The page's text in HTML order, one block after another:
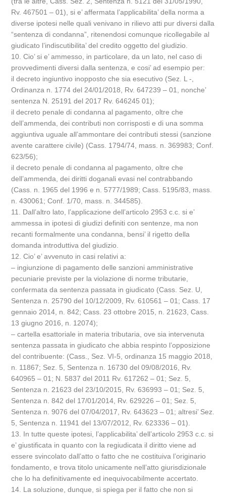
Rv. 467501 – 01), si e’ affermata l’applicabilita’ della norma a
diverse ipotesi nelle quali venivano in rilievo atti pur diversi dalla
“sentenza di condanna”, ritenendosi comunque ricollegabile al
giudicato l’indiscutibilita’ del credito oggetto del giudizio.
10. Cio’ si e’ ammesso, in particolare, da un lato, nel caso di
provvedimenti diversi dalla sentenza, e cosi’ ad esempio per:
il decreto ingiuntivo inopposto che sia esecutivo (Sez. L -,
Ordinanza n. 1774 del 24/01/2018, Rv. 647239 – 01, nonche’
sentenza N. 25191 del 2017 Rv. 646245 01);
il decreto penale di condanna al pagamento, oltre che
dell’ammenda, dei contributi non corrisposti e di una somma
aggiuntiva uguale all’ammontare dei contributi stessi (sanzione
avente carattere civile) (Cass. 1794/74, mass. n. 369983; Conf.
623/56);
il decreto penale di condanna al pagamento, oltre che
dell’ammenda, dei diritti doganali evasi nel contrabbando
(Cass. n. 1965 del 1996 e n. 5777/1989; Cass. 5195/83, mass.
n. 430061; Conf. 1/70, mass. n. 344585).
11. Dall’altro lato, l’applicazione dell’articolo 2953 c.c. si e’
ammessa in ipotesi di giudizi definiti con sentenze, ma non
recanti formalmente una condanna, bensi’ il rigetto della
domanda introduttiva del giudizio.
12. Cio’ e’ avvenuto in casi relativi a:
– ingiunzione di pagamento delle sanzioni amministrative
pecuniarie previste per la violazione di norme tributarie,
confermata da sentenza passata in giudicato (Cass. Sez. U,
Sentenza n. 25790 del 10/12/2009, Rv. 610561 – 01; Cass. 17
gennaio 2014, n. 842; Cass. 23 ottobre 2015, n. 21623, Cass.
13 giugno 2016, n. 12074);
– cartella esattoriale in materia tributaria, ove sia intervenuta
sentenza passata in giudicato che abbia respinto l’opposizione
del contribuente: (Cass., Sez. VI-5, ordinanza 15 maggio 2018,
n. 11867; Sez. 5, Sentenza n. 16730 del 09/08/2016, Rv.
640965 – 01; N. 5837 del 2011 Rv. 617262 – 01; Sez. 5,
Sentenza n. 21623 del 23/10/2015, Rv. 636993 – 01; Sez. 5,
Sentenza n. 842 del 17/01/2014, Rv. 629226 – 01; Sez. 5,
Sentenza n. 9076 del 07/04/2017, Rv. 643623 – 01; altresi’ Sez.
5, Sentenza n. 11941 del 13/07/2012, Rv. 623336 – 01).
13. In tutte queste ipotesi, l’applicabilita’ dell’articolo 2953 c.c. si
e’ giustificata in quanto con la regiudicata il diritto viene ad
essere svincolato dall’atto o fatto che ne costituiva l’originario
fondamento, e trova titolo unicamente nell’atto giurisdizionale
che lo ha definitivamente ed inequivocabilmente accertato.
14. La soluzione, dunque, si spiega per il fatto che non si